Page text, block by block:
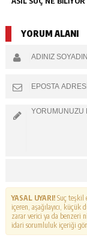
YORUM ALANI
YASAL UYARI!Suç teşkil
içeren, aşağılayıcı,
zarar verici ya da benzeri
idari sorumluluk içeriği